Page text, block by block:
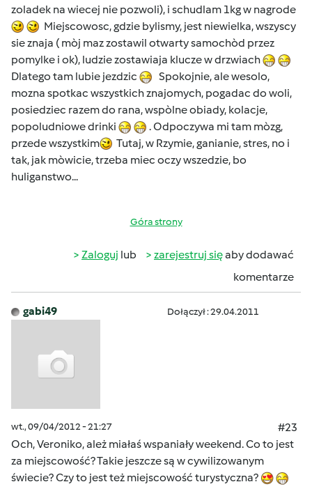
zoladek na wiecej nie pozwoli), i schudlam 1kg w nagrode
Miejscowosc, gdzie bylismy, jest niewielka, wszyscy
sie znaja ( mòj maz zostawil otwarty samochòd przez
pomylke i ok), ludzie zostawiaja klucze w drzwiach
Dlatego tam lubie jezdzic
Spokojnie, ale wesolo,
mozna spotkac wszystkich znajomych, pogadac do woli,
posiedziec razem do rana, wspòlne obiady, kolacje,
popoludniowe drinki
. Odpoczywa mi tam mòzg,
przede wszystkim
Tutaj, w Rzymie, ganianie, stres, no i
tak, jak mòwicie, trzeba miec oczy wszedzie, bo
huliganstwo...
Góra strony
Zaloguj lub zarejestruj sięaby dodawać
komentarze
gabi49 Dołączył : 29.04.2011
wt., 09/04/2012 - 21:27
#23
Och, Veroniko, ależ miałaś wspaniały weekend. Co to jest
za miejscowość? Takie jeszcze są w cywilizowanym
świecie? Czy to jest też miejscowość turystyczna?